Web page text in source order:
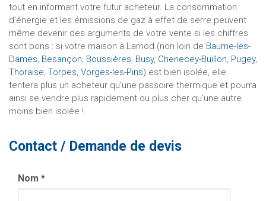
tout en informant votre futur acheteur. La consommation
d’énergie et les émissions de gaz à effet de serre peuvent
même devenir des arguments de votre vente si les chiffres
sont bons : si votre maison à Larnod (non loin de Baume-les-
Dames, Besançon, Boussières, Busy, Chenecey-Buillon, Pugey,
Thoraise, Torpes, Vorges-les-Pins) est bien isolée, elle
tentera plus un acheteur qu'une passoire thermique et pourra
ainsi se vendre plus rapidement ou plus cher qu'une autre
moins bien isolée !
Contact / Demande de devis
Nom *